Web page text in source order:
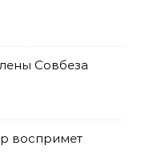
Совбеза
воспримет